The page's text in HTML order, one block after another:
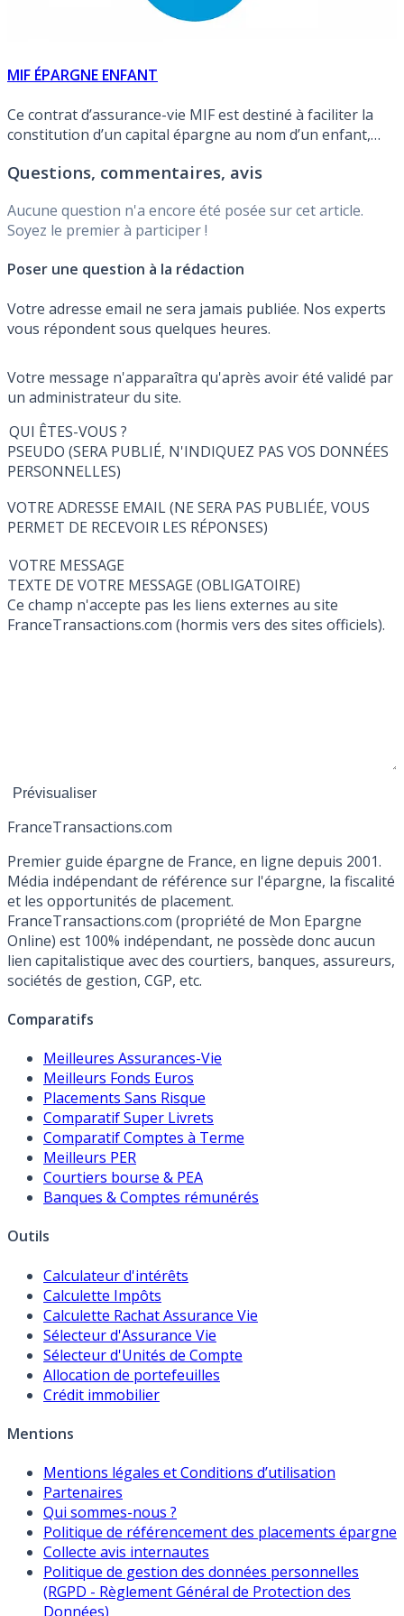
MIF ÉPARGNE ENFANT
Ce contrat d’assurance-vie MIF est destiné à faciliter la
constitution d’un capital épargne au nom d’un enfant,
principale, etc.
Questions, commentaires, avis
Aucune question n'a encore été posée sur cet article.
Soyez le premier à participer !
Poser une question à la rédaction
Votre adresse email ne sera jamais publiée. Nos experts
vous répondent sous quelques heures.
Votre message n'apparaîtra qu'après avoir été validé par
un administrateur du site.
QUI ÊTES-VOUS ?
PSEUDO (SERA PUBLIÉ, N'INDIQUEZ PAS VOS DONNÉES
PERSONNELLES)
VOTRE ADRESSE EMAIL (NE SERA PAS PUBLIÉE, VOUS
PERMET DE RECEVOIR LES RÉPONSES)
VOTRE MESSAGE
TEXTE DE VOTRE MESSAGE (OBLIGATOIRE)
Ce champ n'accepte pas les liens externes au site
FranceTransactions.com (hormis vers des sites officiels).
FranceTransactions.com
Premier guide épargne de France, en ligne depuis 2001.
Média indépendant de référence sur l'épargne, la fiscalité
et les opportunités de placement.
FranceTransactions.com (propriété de Mon Epargne
Online) est 100% indépendant, ne possède donc aucun
lien capitalistique avec des courtiers, banques, assureurs,
sociétés de gestion, CGP, etc.
Comparatifs
Meilleures Assurances-Vie
Meilleurs Fonds Euros
Placements Sans Risque
Comparatif Super Livrets
Comparatif Comptes à Terme
Meilleurs PER
Courtiers bourse & PEA
Banques & Comptes rémunérés
Outils
Calculateur d'intérêts
Calculette Impôts
Calculette Rachat Assurance Vie
Sélecteur d'Assurance Vie
Sélecteur d'Unités de Compte
Allocation de portefeuilles
Crédit immobilier
Mentions
Mentions légales et Conditions d’utilisation
Partenaires
Qui sommes-nous ?
Politique de référencement des placements épargne
Collecte avis internautes
Politique de gestion des données personnelles
(RGPD - Règlement Général de Protection des
Données)